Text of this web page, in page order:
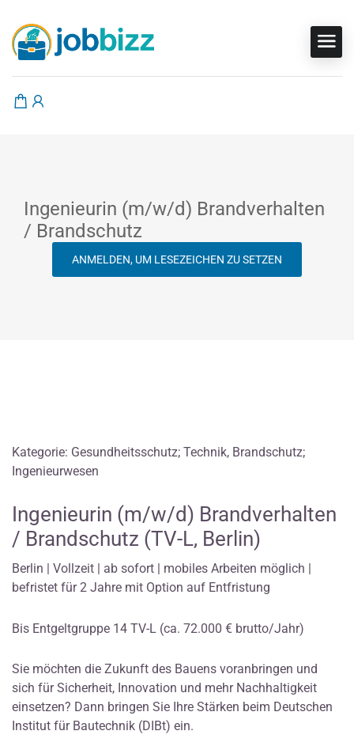
Ingenieurin (m/w/d) Brandverhalten
/ Brandschutz
ANMELDEN, UM LESEZEICHEN ZU SETZEN
Kategorie: Gesundheitsschutz; Technik, Brandschutz;
Ingenieurwesen
Ingenieurin (m/w/d) Brandverhalten
/ Brandschutz (TV-L, Berlin)
Berlin | Vollzeit | ab sofort | mobiles Arbeiten möglich |
befristet für 2 Jahre mit Option auf Entfristung
Bis Entgeltgruppe 14 TV-L (ca. 72.000 € brutto/Jahr)
Sie möchten die Zukunft des Bauens voranbringen und
sich für Sicherheit, Innovation und mehr Nachhaltigkeit
einsetzen? Dann bringen Sie Ihre Stärken beim Deutschen
Institut für Bautechnik (DIBt) ein.